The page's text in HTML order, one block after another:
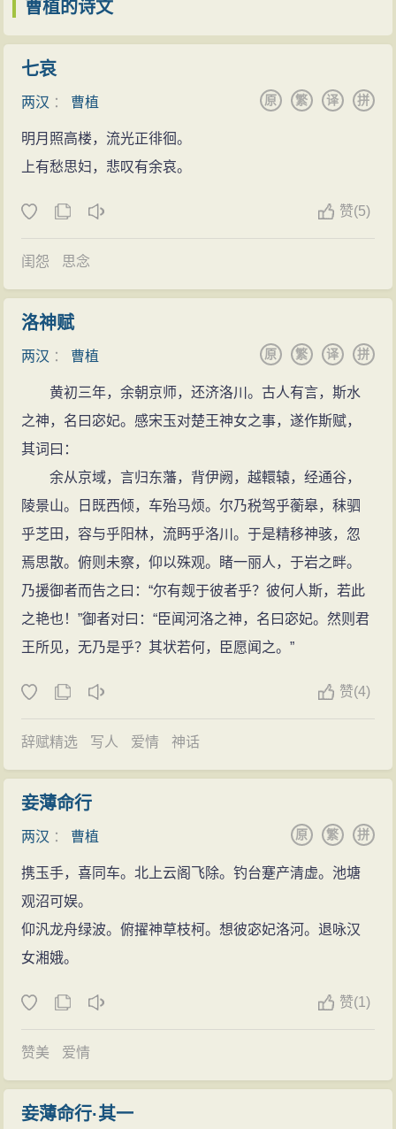
的主旨是曹植悼念怀恋其亡妻崔氏女，洛神形象是崔氏
女的化身。然而两者说法皆有不妥之处，故此隐喻君臣
大义说较为流行。朱东润主编的《中国历代文学作品
选》云：“本篇或系假托洛神寄寓对君主的思慕，反映衷
情不能相通的苦闷。”
梵呗泰斗
山（在今山东省东阿县境）时，闻空中天乐梵呗之声，
来，结合《太子瑞应本起经》，撰文制音，作成了《太
子颂》和《菩萨子颂》，遂成合汉曲梵音而制作梵呗之
始。
梁《高僧传》卷十三：陈思王曹植，深爱声律，属
音经音，既通般遮之瑞响，又感鱼山之神制，于是删治
瑞应本起， 以为学者之宗，传声则三千有余，在契则四
十有二。（四十二契当指四十二个曲章）
《法华玄赞》卷四：陈思王登鱼山，闻岩岫诵经，
清婉道亮，远俗流响，遂拟其声，而制梵呗。
《法苑珠林·呗赞篇》卷三十六：魏时陈思王曹
植……每读佛经辄流连嗟玩，以为至道之宗极也。遂制
转赞七声，升降曲折之响，世人讽诵，咸宪章焉。尝游
鱼山，忽闻空中梵天之响，清雅哀婉，其声动心，独听
良久，而侍御皆闻。植深感神理，弥寤法应，乃摹其声
此焉。其所传呗，凡有六契。
人释永悟有词（《东阿王赞》）赞其功德：东阿王植
公，降生曹魏王宫，云高天籁连竺中，鱼山接长空。瑞
应本起得删治，七步诗八斗雄，和平妙音世界同，梵呗
源真宗。（正史当中并无记栽说曹植与佛教有什么联
系，曹植与佛教的关系多出自禅林野史以及宗教史
中。）
经》、《论语》及先秦两汉辞赋，诸子百家也曾广泛涉
应声而对，脱口成章。曹操曾经看了曹植写的文章，惊
喜的问他：“你请人代写的吧？”曹植答道：“话说出口就是
论，下笔就成文章，只要当面考试就知道了，何必请人
饰，不追求华艳、富丽，这自然很合曹操的口味。渐渐
建安十一年（206年）八月，15岁的曹植第一次随父
建安十二年（207年）一月回师邺城，他在《求自试
表》中所说“东临沧海”即指此事。九月，16岁的曹植随父
北征柳城（今辽宁朝阳），他在《求自试表》中说“北出
玄塞”即指此行，《白马篇》就是曹植对此期间随父征战
的写照。
建安十三年（208年）七月，17岁的曹植随父南征刘
表至新野，后又随父与孙权战于赤壁。
建安十四年（209年），曹植随父征战第一次回到家
乡亳州。
太子之争
建安十五年（210年），曹操在邺城所建的铜雀台落
交卷，其文曰《登台赋》。从此曹操对曹植寄予厚望，
建安十六年（211年）秋，刚行冠礼的曹植暂时告别
随父西征。一路上跋山涉水，晓行夜宿。当西征大军辗
转到帝都洛阳时，曹植被眼前的一幕惊呆了：饱受战火
的洗劫，洛阳城往日的繁华消逝得无影无踪，到处都是
残垣断壁，荆棘丛生，昔日气势雄浑的皇宫已成一片废
墟，湮没在杂草间，片片黄叶满城乱舞。满腔热血的曹
散沙的混乱局面，迎来了它的稳定与安宁。凯旋的曹植
在邺城时期，有一件对曹植来说是至关重要、并影
曹植的诗文
七哀
两汉 ： 曹植 拼
译
繁
原
明月照高楼，流光正徘徊。
上有愁思妇，悲叹有余哀。
赞(5)
闺怨 思念
洛神赋
两汉 ： 曹植 拼
译
繁
原
黄初三年，余朝京师，还济洛川。古人有言，斯水
之神，名曰宓妃。感宋玉对楚王神女之事，遂作斯赋，
其词曰：
余从京域，言归东藩，背伊阙，越轘辕，经通谷，
陵景山。日既西倾，车殆马烦。尔乃税驾乎蘅皋，秣驷
乎芝田，容与乎阳林，流眄乎洛川。于是精移神骇，忽
焉思散。俯则未察，仰以殊观。睹一丽人，于岩之畔。
乃援御者而告之曰：“尔有觌于彼者乎？彼何人斯，若此
之艳也！”御者对曰：“臣闻河洛之神，名曰宓妃。然则君
王所见，无乃是乎？其状若何，臣愿闻之。”
赞(4)
辞赋精选 写人 爱情 神话
妾薄命行
两汉 ： 曹植 拼
繁
原
携玉手，喜同车。北上云阁飞除。钓台蹇产清虚。池塘
观沼可娱。
仰汎龙舟绿波。俯擢神草枝柯。想彼宓妃洛河。退咏汉
女湘娥。
赞(1)
赞美 爱情
妾薄命行·其一